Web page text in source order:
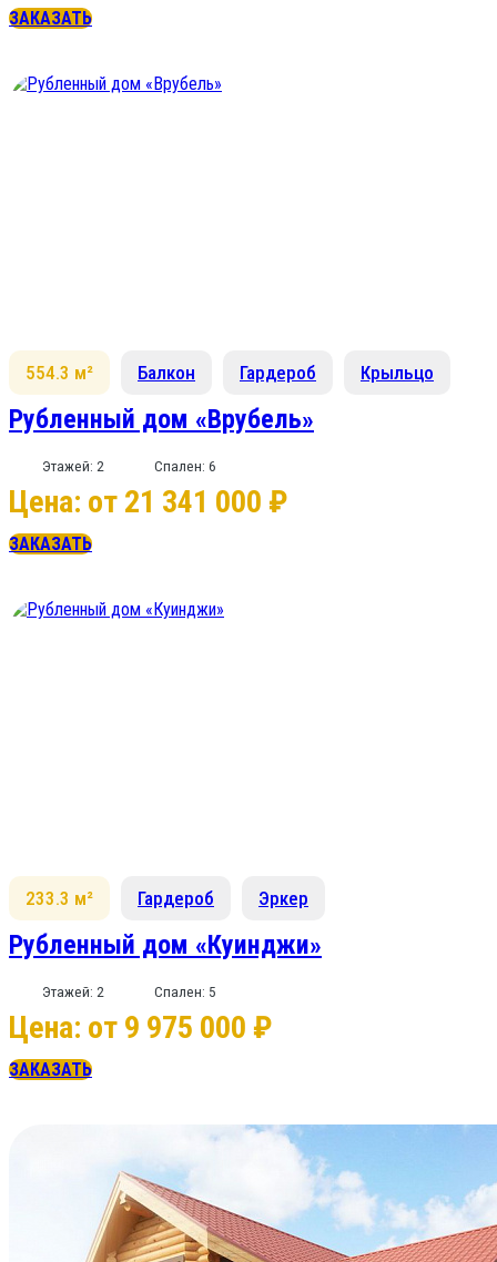
ЗАКАЗАТЬ
554.3 м² Балкон Гардероб Крыльцо
Рубленный дом «Врубель»
Этажей: 2 Спален: 6
Цена: от 21 341 000 ₽
ЗАКАЗАТЬ
233.3 м² Гардероб Эркер
Рубленный дом «Куинджи»
Этажей: 2 Спален: 5
Цена: от 9 975 000 ₽
ЗАКАЗАТЬ